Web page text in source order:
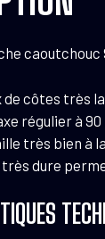
caoutchouc
de côtes très
régulier à 90
très bien à
dure